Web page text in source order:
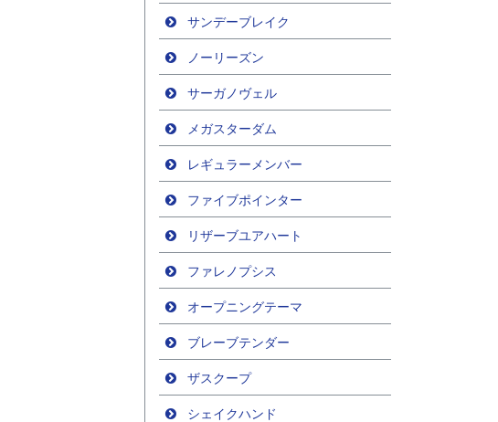
サンデーブレイク
ノーリーズン
サーガノヴェル
メガスターダム
レギュラーメンバー
ファイブポインター
リザーブユアハート
ファレノプシス
オープニングテーマ
ブレーブテンダー
ザスクープ
シェイクハンド